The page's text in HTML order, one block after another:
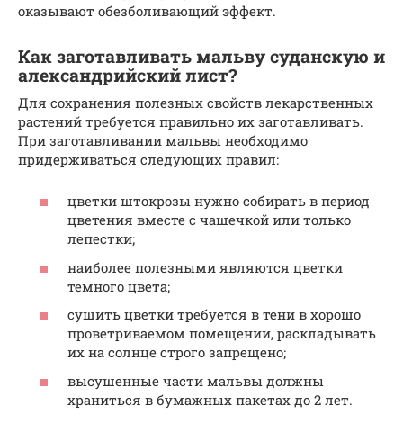
оказывают обезболивающий эффект.
Как заготавливать мальву суданскую и
александрийский лист?
Для сохранения полезных свойств лекарственных
растений требуется правильно их заготавливать.
При заготавливании мальвы необходимо
придерживаться следующих правил:
цветки штокрозы нужно собирать в период
цветения вместе с чашечкой или только
лепестки;
наиболее полезными являются цветки
темного цвета;
сушить цветки требуется в тени в хорошо
проветриваемом помещении, раскладывать
их на солнце строго запрещено;
высушенные части мальвы должны
храниться в бумажных пакетах до 2 лет.